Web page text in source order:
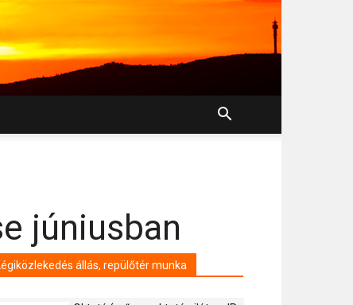
júniusban
állás, repülőtér munka